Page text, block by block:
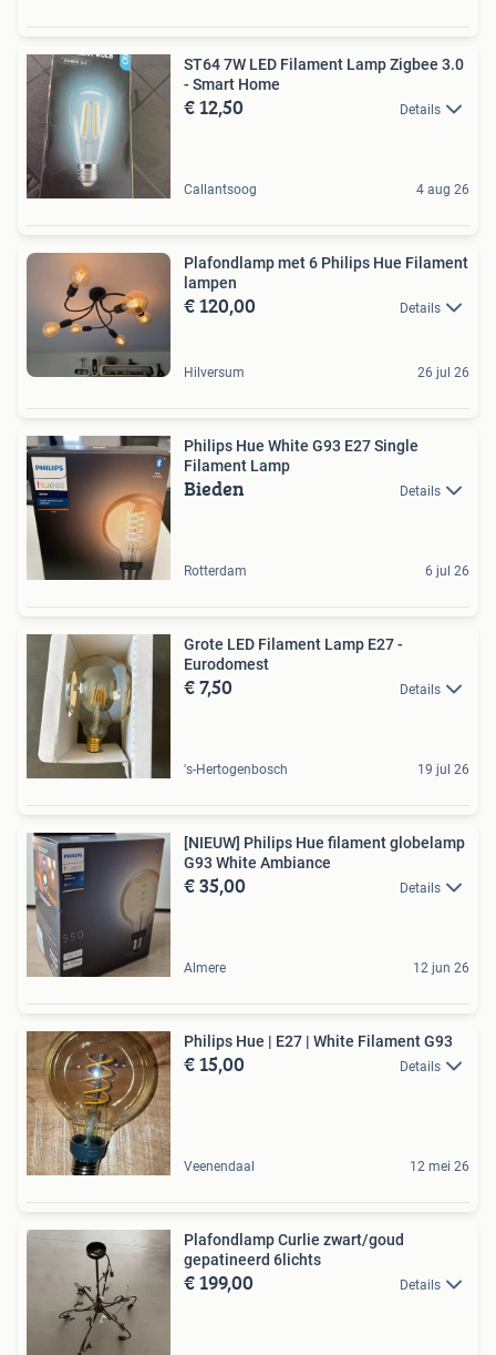
ST64 7W LED Filament Lamp Zigbee 3.0
- Smart Home
€ 12,50 Details
Callantsoog 4 aug 26
Plafondlamp met 6 Philips Hue Filament
lampen
€ 120,00 Details
Hilversum 26 jul 26
Philips Hue White G93 E27 Single
Filament Lamp
Bieden Details
Rotterdam 6 jul 26
Grote LED Filament Lamp E27 -
Eurodomest
€ 7,50 Details
's-Hertogenbosch 19 jul 26
[NIEUW] Philips Hue filament globelamp
G93 White Ambiance
€ 35,00 Details
Almere 12 jun 26
Philips Hue | E27 | White Filament G93
€ 15,00 Details
Veenendaal 12 mei 26
Plafondlamp Curlie zwart/goud
gepatineerd 6lichts
€ 199,00 Details